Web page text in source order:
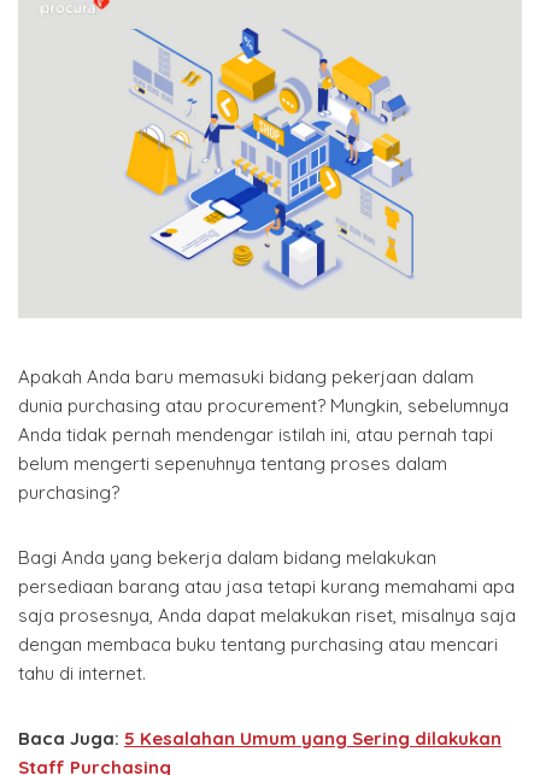
Apakah Anda baru memasuki bidang pekerjaan dalam
dunia purchasing atau procurement? Mungkin, sebelumnya
Anda tidak pernah mendengar istilah ini, atau pernah tapi
belum mengerti sepenuhnya tentang proses dalam
purchasing?
Bagi Anda yang bekerja dalam bidang melakukan
persediaan barang atau jasa tetapi kurang memahami apa
saja prosesnya, Anda dapat melakukan riset, misalnya saja
dengan membaca buku tentang purchasing atau mencari
tahu di internet.
Baca Juga: 5 Kesalahan Umum yang Sering dilakukan
Staff Purchasing